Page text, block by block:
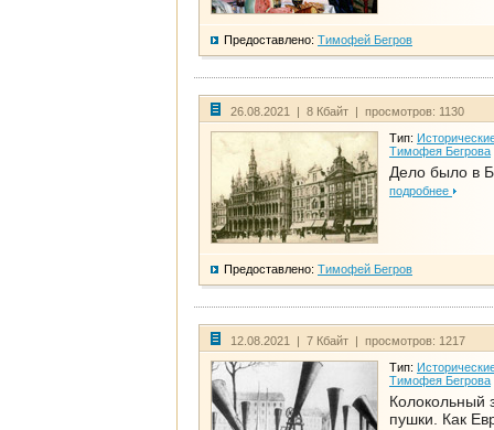
Предоставлено: Тимофей Бегров
26.08.2021 | 8 Кбайт | просмотров: 1130
Тип:
Тимофея Бегрова
Дело было в
подробнее
Предоставлено: Тимофей Бегров
12.08.2021 | 7 Кбайт | просмотров: 1217
Тип:
Тимофея Бегрова
Колокольный
пушки. Как